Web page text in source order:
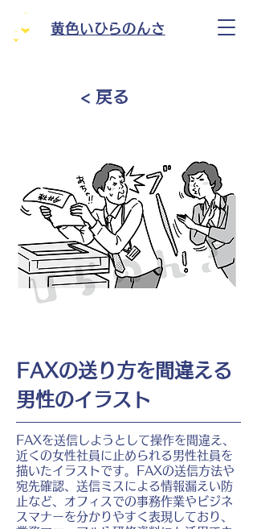
黄色いひらのんさ
< 戻る
FAXの送り方を間違える
男性のイラスト
FAXを送信しようとして操作を間違え、
近くの女性社員に止められる男性社員を
描いたイラストです。FAXの送信方法や
宛先確認、送信ミスによる情報漏えい防
止など、オフィスでの事務作業やビジネ
スマナーを分かりやすく表現しており、